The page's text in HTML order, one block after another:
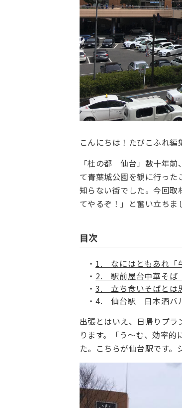
こんにちは！たびこふれ編
「杜の都 仙台」数十年前
て青葉城公園を観に行っ
知らない街でした。今回取
てやるぞ！」と奮い立ちま
目次
1. なにはともあれ「
2. 駅前屋台中華そば
3. 立ち食いそばとは
4. 仙台駅 日本酒バ
出張とはいえ、日帰りプ
ります。「う～む、効率
た。こちらが仙台駅です。